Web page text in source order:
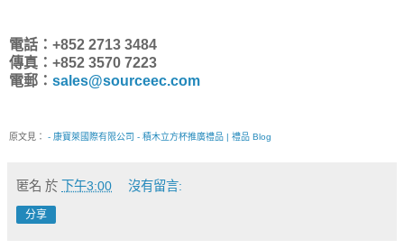
電話：+852 2713 3484
傳真：+852 3570 7223
電郵： sales@sourceec.com
原文見： - 康寶萊國際有限公司 - 積木立方杯推廣禮品 | 禮品 Blog
匿名 於 下午3:00 沒有留言:
分享